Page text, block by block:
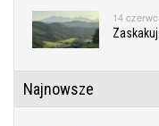
14
Najnowsze